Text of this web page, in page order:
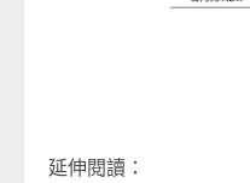
延伸閱讀：